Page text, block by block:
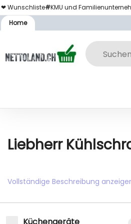
❤ Wunschliste#KMU und
Home
Liebherr
Vollständige Beschreibung